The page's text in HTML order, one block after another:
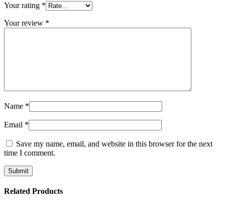
Your rating *
Your review *
Name *
Email *
Save my name, email, and website in this browser for the next
time I comment.
Related Products